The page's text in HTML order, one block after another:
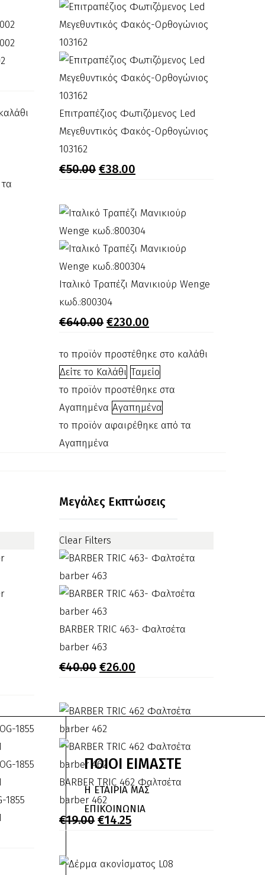
€150.00.
Επιτραπέζιος
Φωτιζόμενος
Led
Μεγεθυντικός
Ορθογώνιος
103162
Επιτραπέζιος Φωτιζόμενος Led
Μεγεθυντικός Φακός-Ορθογώνιος
103162
€50.00 Original
price
€38.00
€38.00.
Ιταλικό
Τραπέζι
Μανικιούρ
κωδ.:800304
Ιταλικό Τραπέζι Μανικιούρ Wenge
κωδ.:800304
€640.00 Original
price
€640.00.
€230.00
είναι:
€230.00.
το προϊόν προστέθηκε στο καλάθι
Δείτε το Καλάθι Ταμείο
το προϊόν προστέθηκε στα
Αγαπημένα Αγαπημένα
το προϊόν αφαιρέθηκε από τα
Αγαπημένα
1855
Μεγάλες Εκπτώσεις
Clear Filters
BARBER
TRIC
463-
barber
463
BARBER TRIC 463- Φαλτσέτα
barber 463
€40.00 Original
price
€26.00
€26.00.
BARBER
TRIC
462
barber
462
BARBER TRIC 462 Φαλτσέτα
barber 462
€19.00 Original
price
€14.25
€14.25.
με
κλιπς
Μπέρτα
με
κούμπωμα
κλιπς
360043
€12.00
ΠΟΙΟΙ ΕΙΜΑΣΤΕ
Η ΕΤΑΙΡΙΑ ΜΑΣ
ΕΠΙΚΟΙΝΩΝΙΑ